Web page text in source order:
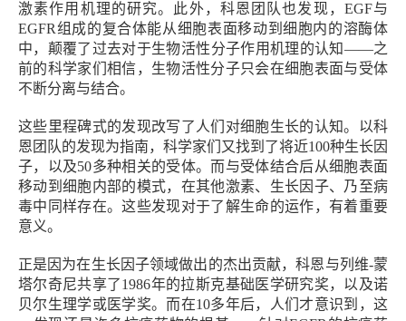
激素作用机理的研究。此外，科恩团队也发现，EGF与
EGFR组成的复合体能从细胞表面移动到细胞内的溶酶体
中，颠覆了过去对于生物活性分子作用机理的认知——之
前的科学家们相信，生物活性分子只会在细胞表面与受体
不断分离与结合。
这些里程碑式的发现改写了人们对细胞生长的认知。以科
恩团队的发现为指南，科学家们又找到了将近100种生长因
子，以及50多种相关的受体。而与受体结合后从细胞表面
移动到细胞内部的模式，在其他激素、生长因子、乃至病
毒中同样存在。这些发现对于了解生命的运作，有着重要
意义。
正是因为在生长因子领域做出的杰出贡献，科恩与列维-蒙
塔尔奇尼共享了1986年的拉斯克基础医学研究奖，以及诺
贝尔生理学或医学奖。而在10多年后，人们才意识到，这